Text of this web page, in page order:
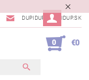
DUPIDUP@DUPIDUP.SK
0 €0